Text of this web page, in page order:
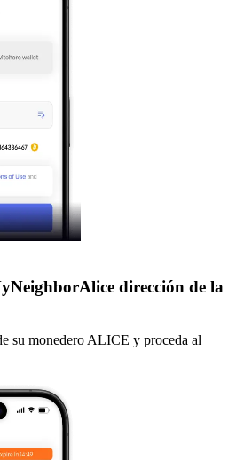
dirección de la
su monedero ALICE y proceda al